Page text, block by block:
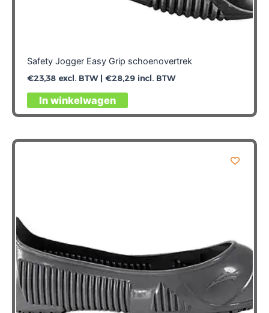
Safety Jogger Easy Grip schoenovertrek
€23,38excl. BTW | €28,29incl. BTW
In winkelwagen